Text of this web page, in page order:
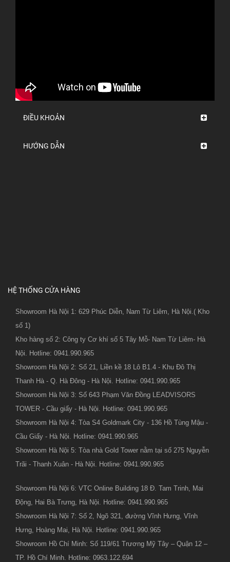
ĐIỀU KHOẢN
HƯỚNG DẪN
HỆ THỐNG CỬA HÀNG
Showroom Hà Nội 1: 629 Phúc Diễn, Nam Từ Liêm, Hà Nội.( Kho
số 1)
Kho hàng số 2: Công ty Cơ khí số 5 Tây Mỗ- Nam Từ Liêm- Hà
Nội. Hotline: 0941.990.965
Showroom Hà Nội 2: Số 21, Liền kề 18 Lô B1.4 - Khu Đô Thị
Thanh Hà - Q. Hà Đông - Hà Nội. Hotline: 0941.990.965
Showroom Hà Nội 3: Số 643 Phạm Văn Đồng LEADVISORS
TOWER - Cầu giấy - Hà Nội. Hotline: 0941.990.965
Showroom Hà Nội 4: Tòa S4 Goldmark City - 136 Hồ Tùng Mậu -
Cầu Giấy - Hà Nội. Hotline: 0941.990.965
Showroom Hà Nội 5: Tòa nhà Gold Tower nằm tại số 275 Nguyễn
Trãi - Thanh Xuân - Hà Nội. Hotline: 0941.990.965
Showroom Hà Nội 6: VTC Online Building 18 Đ. Tam Trinh, Mai
Động, Hai Bà Trưng, Hà Nội. Hotline: 0941.990.965
Showroom Hà Nội 7: Số 2, Ngõ 321, đường Vĩnh Hưng, Vĩnh
Hưng, Hoàng Mai, Hà Nội. Hotline: 0941.990.965
Showroom Hồ Chí Minh: Số 119/61 Trương Mỹ Tây – Quận 12 –
TP. Hồ Chí Minh. Hotline: 0963.122.694